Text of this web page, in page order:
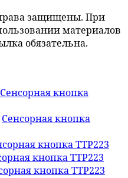
защищены. При
материалов
обязательна.
Сенсорная кнопка
Сенсорная кнопка
кнопка TTP223
кнопка TTP223
кнопка TTP223